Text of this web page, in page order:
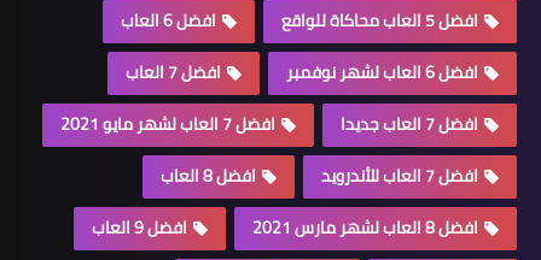
افضل 5 العاب محاكاة للواقع
افضل 6 العاب
افضل 6 العاب لشهر نوفمبر
افضل 7 العاب
افضل 7 العاب جديدا
افضل 7 العاب لشهر مايو 2021
افضل 7 العاب للأندرويد
افضل 8 العاب
افضل 8 العاب لشهر مارس 2021
افضل 9 العاب